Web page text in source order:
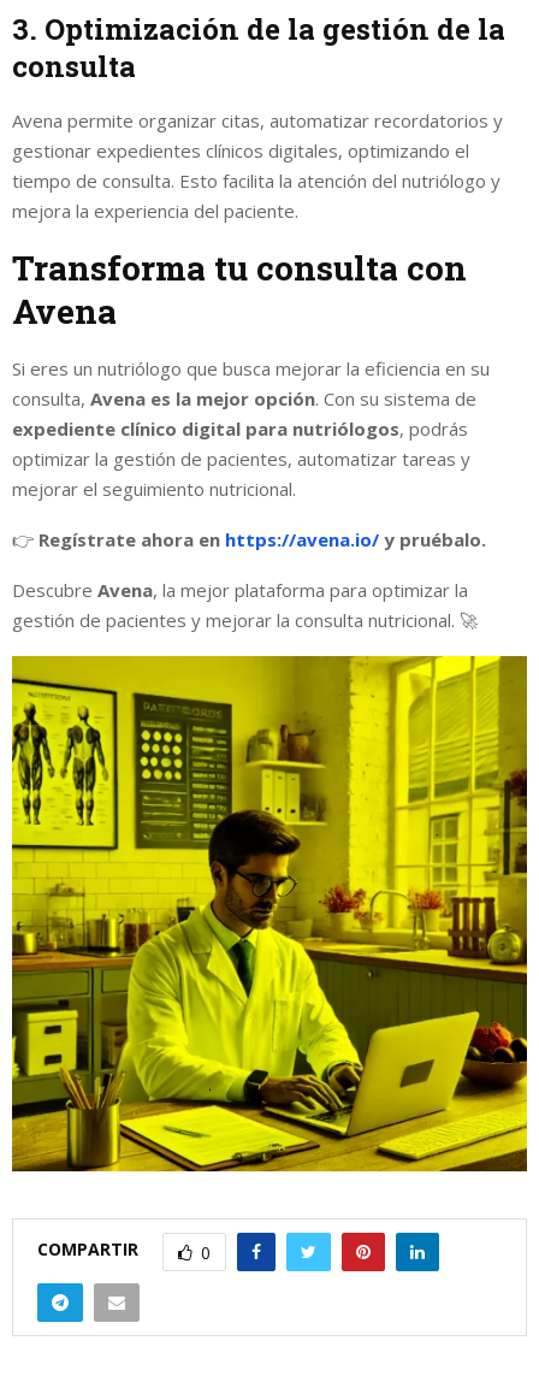
3. Optimización de la gestión de la
consulta
Avena permite organizar citas, automatizar recordatorios y
gestionar expedientes clínicos digitales, optimizando el
tiempo de consulta. Esto facilita la atención del nutriólogo y
mejora la experiencia del paciente.
Transforma tu consulta con
Avena
Si eres un nutriólogo que busca mejorar la eficiencia en su
consulta, Avena es la mejor opción. Con su sistema de
expediente clínico digital para nutriólogos, podrás
optimizar la gestión de pacientes, automatizar tareas y
mejorar el seguimiento nutricional.
👉 Regístrate ahora en https://avena.io/ y pruébalo.
Descubre Avena, la mejor plataforma para optimizar la
gestión de pacientes y mejorar la consulta nutricional. 🚀
COMPARTIR 0